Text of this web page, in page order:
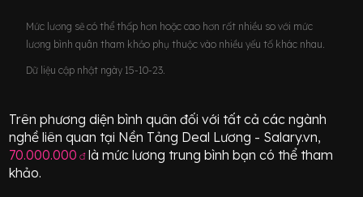
Mức lương sẽ có thể thấp hơn hoặc cao hơn rất nhiều so với mức
lương bình quân tham khảo phụ thuộc vào nhiều yếu tố khác nhau.
Dữ liệu cập nhật ngày 15-10-23.
Trên phương diện bình quân đối với tất cả các ngành
nghề liên quan tại Nền Tảng Deal Lương - Salary.vn,
70.000.000 đlà mức lương trung bình bạn có thể tham
khảo.